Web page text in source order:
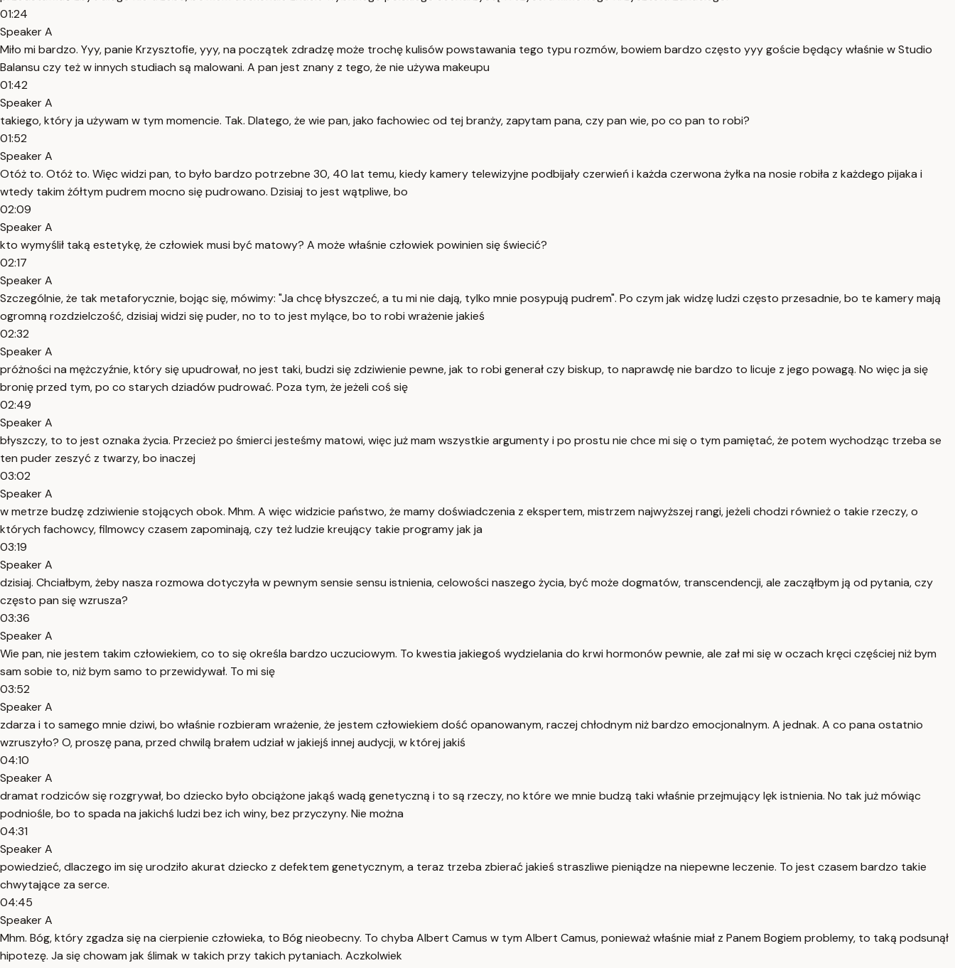
01:24
Speaker A
Miło mi bardzo. Yyy, panie Krzysztofie, yyy, na początek zdradzę może trochę kulisów powstawania tego typu rozmów, bowiem bardzo często yyy goście będący właśnie w Studio
Balansu czy też w innych studiach są malowani. A pan jest znany z tego, że nie używa makeupu
01:42
Speaker A
takiego, który ja używam w tym momencie. Tak. Dlatego, że wie pan, jako fachowiec od tej branży, zapytam pana, czy pan wie, po co pan to robi?
01:52
Speaker A
Otóż to. Otóż to. Więc widzi pan, to było bardzo potrzebne 30, 40 lat temu, kiedy kamery telewizyjne podbijały czerwień i każda czerwona żyłka na nosie robiła z każdego pijaka i
wtedy takim żółtym pudrem mocno się pudrowano. Dzisiaj to jest wątpliwe, bo
02:09
Speaker A
kto wymyślił taką estetykę, że człowiek musi być matowy? A może właśnie człowiek powinien się świecić?
02:17
Speaker A
Szczególnie, że tak metaforycznie, bojąc się, mówimy: "Ja chcę błyszczeć, a tu mi nie dają, tylko mnie posypują pudrem". Po czym jak widzę ludzi często przesadnie, bo te kamery mają
ogromną rozdzielczość, dzisiaj widzi się puder, no to to jest mylące, bo to robi wrażenie jakieś
02:32
Speaker A
próżności na mężczyźnie, który się upudrował, no jest taki, budzi się zdziwienie pewne, jak to robi generał czy biskup, to naprawdę nie bardzo to licuje z jego powagą. No więc ja się
bronię przed tym, po co starych dziadów pudrować. Poza tym, że jeżeli coś się
02:49
Speaker A
błyszczy, to to jest oznaka życia. Przecież po śmierci jesteśmy matowi, więc już mam wszystkie argumenty i po prostu nie chce mi się o tym pamiętać, że potem wychodząc trzeba se
ten puder zeszyć z twarzy, bo inaczej
03:02
Speaker A
w metrze budzę zdziwienie stojących obok. Mhm. A więc widzicie państwo, że mamy doświadczenia z ekspertem, mistrzem najwyższej rangi, jeżeli chodzi również o takie rzeczy, o
których fachowcy, filmowcy czasem zapominają, czy też ludzie kreujący takie programy jak ja
03:19
Speaker A
dzisiaj. Chciałbym, żeby nasza rozmowa dotyczyła w pewnym sensie sensu istnienia, celowości naszego życia, być może dogmatów, transcendencji, ale zacząłbym ją od pytania, czy
często pan się wzrusza?
03:36
Speaker A
Wie pan, nie jestem takim człowiekiem, co to się określa bardzo uczuciowym. To kwestia jakiegoś wydzielania do krwi hormonów pewnie, ale zał mi się w oczach kręci częściej niż bym
sam sobie to, niż bym samo to przewidywał. To mi się
03:52
Speaker A
zdarza i to samego mnie dziwi, bo właśnie rozbieram wrażenie, że jestem człowiekiem dość opanowanym, raczej chłodnym niż bardzo emocjonalnym. A jednak. A co pana ostatnio
wzruszyło? O, proszę pana, przed chwilą brałem udział w jakiejś innej audycji, w której jakiś
04:10
Speaker A
dramat rodziców się rozgrywał, bo dziecko było obciążone jakąś wadą genetyczną i to są rzeczy, no które we mnie budzą taki właśnie przejmujący lęk istnienia. No tak już mówiąc
podniośle, bo to spada na jakichś ludzi bez ich winy, bez przyczyny. Nie można
04:31
Speaker A
powiedzieć, dlaczego im się urodziło akurat dziecko z defektem genetycznym, a teraz trzeba zbierać jakieś straszliwe pieniądze na niepewne leczenie. To jest czasem bardzo takie
chwytające za serce.
04:45
Speaker A
Mhm. Bóg, który zgadza się na cierpienie człowieka, to Bóg nieobecny. To chyba Albert Camus w tym Albert Camus, ponieważ właśnie miał z Panem Bogiem problemy, to taką podsunął
hipotezę. Ja się chowam jak ślimak w takich przy takich pytaniach. Aczkolwiek